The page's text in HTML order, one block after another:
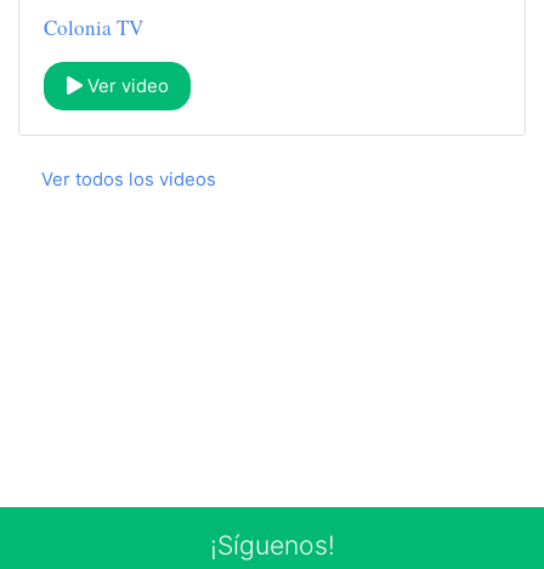
Colonia TV
Ver video
Ver todos los videos
¡Síguenos!